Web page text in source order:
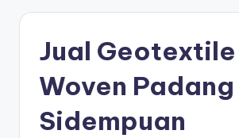
t
K
Jual Geotextile
Woven Padang
Sidempuan